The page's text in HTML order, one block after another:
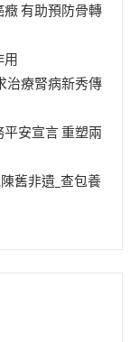
有助預防骨轉
用
治療腎病新秀傳
安宣言 重塑兩
舊非遺_查包養